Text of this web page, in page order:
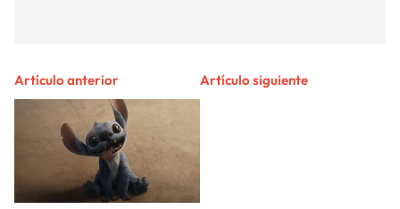
Artículo anterior Artículo siguiente